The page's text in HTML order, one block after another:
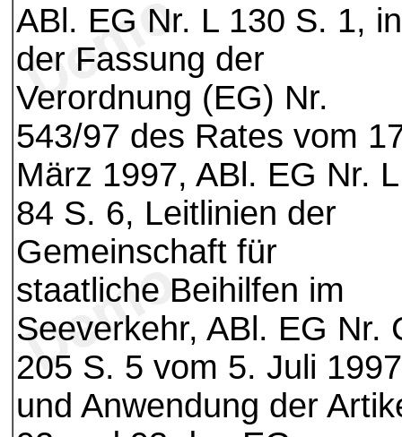
ABl. EG Nr. L 130 S. 1, in
der Fassung der
Verordnung (EG) Nr.
543/97 des Rates vom
März 1997, ABl. EG Nr. L
84 S. 6, Leitlinien der
Gemeinschaft für
staatliche Beihilfen im
Seeverkehr, ABl. EG Nr.
205 S. 5 vom 5. Juli
und Anwendung der